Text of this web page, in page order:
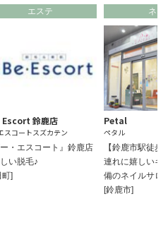
エステ
Escort 鈴鹿店
スコートスズカテン
ー・エスコート』鈴鹿店
い脱毛♪
町]
ネイ
Petal
ペタル
【鈴鹿市駅徒
連れに嬉しいキ
備のネイルサロ
[鈴鹿市]